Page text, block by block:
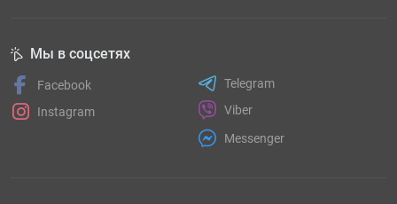
Мы в соцсетях
Facebook
Instagram
Telegram
Viber
Messenger